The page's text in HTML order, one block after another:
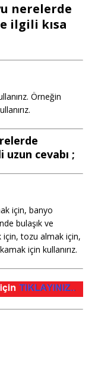
nerelerde
ilgili kısa
Örneğin
uzun cevabı ;
için, banyo
bulaşık ve
için, tozu almak için,
için kullanırız.